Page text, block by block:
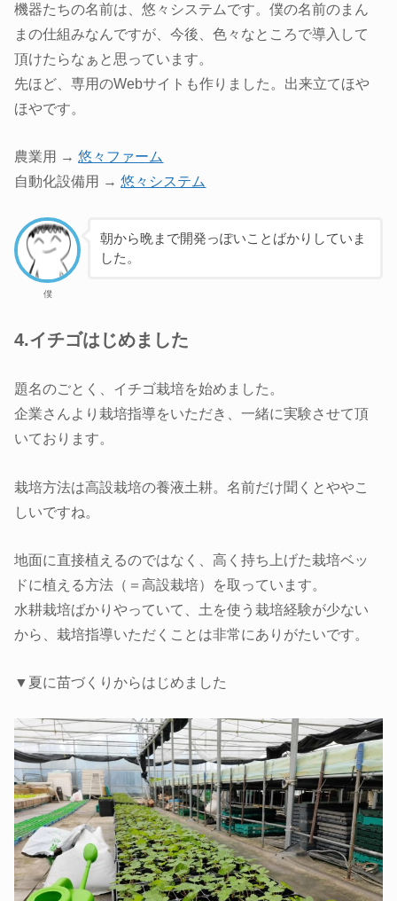
機器たちの名前は、悠々システムです。僕の名前のまん
まの仕組みなんですが、今後、色々なところで導入して
頂けたらなぁと思っています。
先ほど、専用のWebサイトも作りました。出来立てほや
ほやです。
農業用 →悠々ファーム
自動化設備用 →悠々システム
僕
朝から晩まで開発っぽいことばかりしていま
した。
4.イチゴはじめました
題名のごとく、イチゴ栽培を始めました。
企業さんより栽培指導をいただき、一緒に実験させて頂
いております。
栽培方法は高設栽培の養液土耕。名前だけ聞くとややこ
しいですね。
地面に直接植えるのではなく、高く持ち上げた栽培ベッ
ドに植える方法（＝高設栽培）を取っています。
水耕栽培ばかりやっていて、土を使う栽培経験が少ない
から、栽培指導いただくことは非常にありがたいです。
▼夏に苗づくりからはじめました